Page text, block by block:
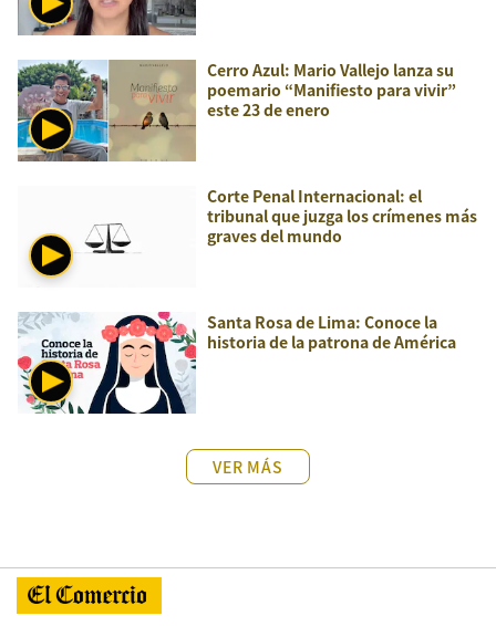
Cerro Azul: Mario Vallejo lanza su
poemario “Manifiesto para vivir”
este 23 de enero
Corte Penal Internacional: el
tribunal que juzga los crímenes más
graves del mundo
Santa Rosa de Lima: Conoce la
historia de la patrona de América
VER MÁS